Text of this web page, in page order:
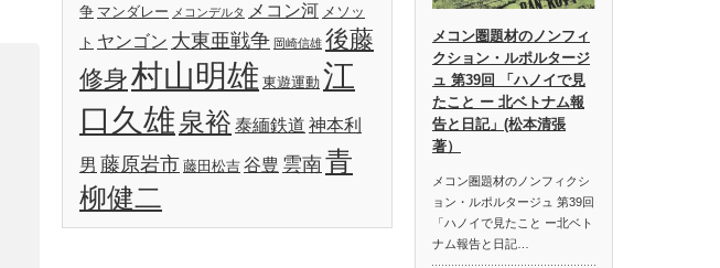
争 マンダレー メコンデルタ メコン河 メソッ
ト ヤンゴン 大東亜戦争 岡崎信雄 後藤
修身村山明雄 東遊運動 江
口久雄泉裕 泰緬鉄道 神本利
男 藤原岩市 藤田松吉 谷豊 雲南青
柳健二
メコン圏題材のノンフィ
クション・ルポルタージ
ュ 第39回 「ハノイで見
たこと ー 北ベトナム報
告と日記」(松本清張
著）
メコン圏題材のノンフィクシ
ョン・ルポルタージュ 第39回
「ハノイで見たこと ー北ベト
ナム報告と日記…